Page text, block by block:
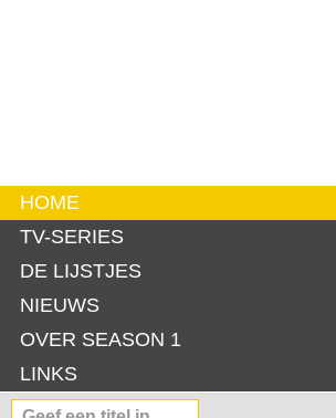
HOME
TV-SERIES
DE LIJSTJES
NIEUWS
OVER SEASON 1
LINKS